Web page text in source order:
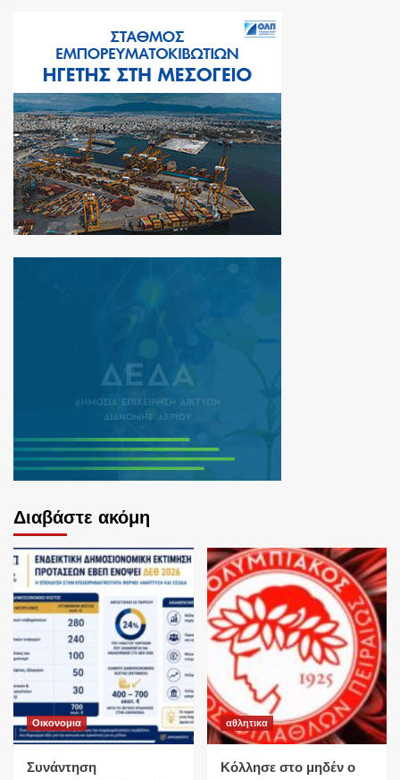
Διαβάστε ακόμη
Οικονομια
Συνάντηση
αθλητικα
Κόλλησε στο μηδέν ο